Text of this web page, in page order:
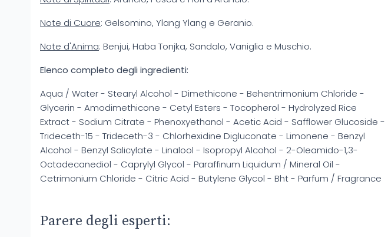
Note di Cuore: Gelsomino, Ylang Ylang e Geranio.
Note d'Anima: Benjui, Haba Tonjka, Sandalo, Vaniglia e Muschio.
Elenco completo degli ingredienti:
Aqua / Water - Stearyl Alcohol - Dimethicone - Behentrimonium Chloride -
Glycerin - Amodimethicone - Cetyl Esters - Tocopherol - Hydrolyzed Rice
Extract - Sodium Citrate - Phenoxyethanol - Acetic Acid - Safflower Glucoside -
Trideceth-15 - Trideceth-3 - Chlorhexidine Digluconate - Limonene - Benzyl
Alcohol - Benzyl Salicylate - Linalool - Isopropyl Alcohol - 2-Oleamido-1,3-
Octadecanediol - Caprylyl Glycol - Paraffinum Liquidum / Mineral Oil -
Cetrimonium Chloride - Citric Acid - Butylene Glycol - Bht - Parfum / Fragrance
Parere degli esperti: